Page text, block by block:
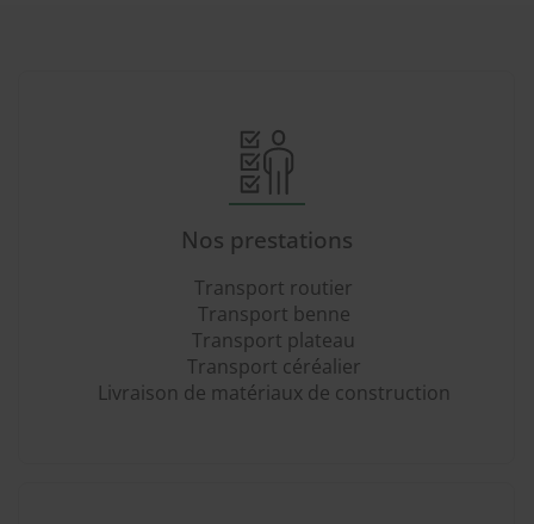
Nos prestations
Transport routier
Transport benne
Transport plateau
Transport céréalier
Livraison de matériaux de construction